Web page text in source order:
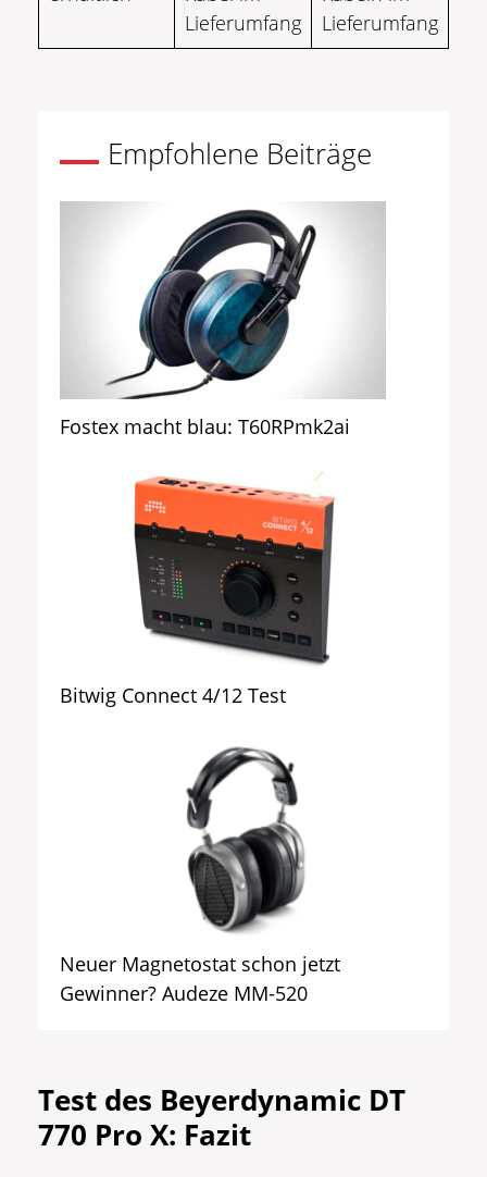
Lieferumfang
Lieferumfang
Empfohlene Beiträge
Fostex macht blau: T60RPmk2ai
Bitwig Connect 4/12 Test
Neuer Magnetostat schon jetzt
Gewinner? Audeze MM-520
Test des Beyerdynamic DT
770 Pro X: Fazit